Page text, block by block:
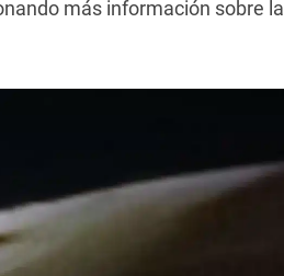
más información sobre la